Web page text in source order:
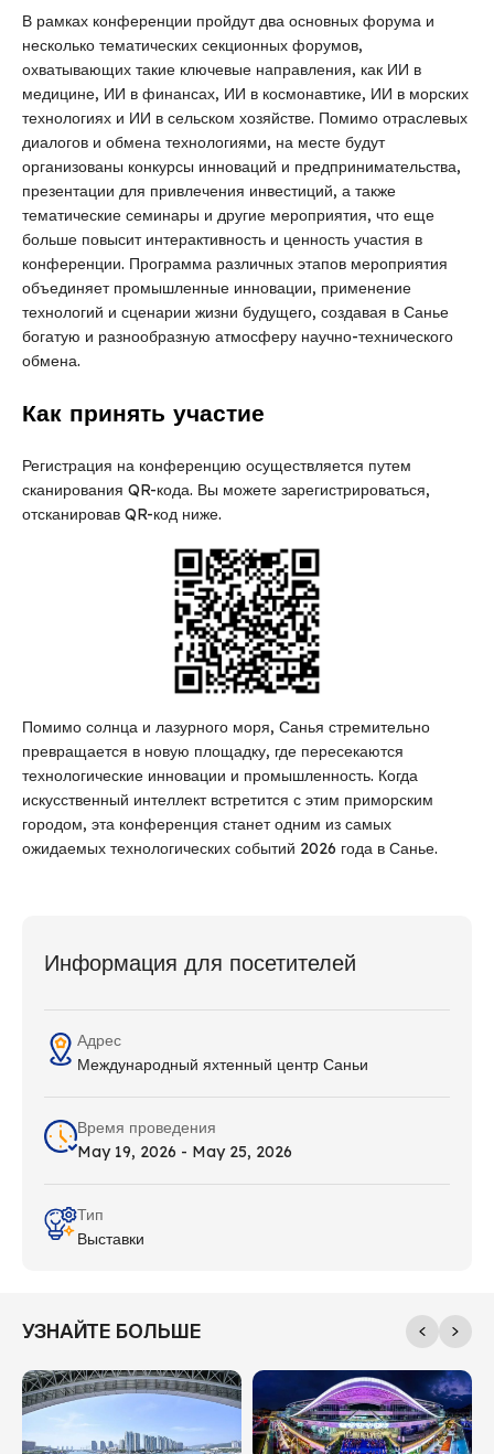
В рамках конференции пройдут два основных форума и
несколько тематических секционных форумов,
охватывающих такие ключевые направления, как ИИ в
медицине, ИИ в финансах, ИИ в космонавтике, ИИ в морских
технологиях и ИИ в сельском хозяйстве. Помимо отраслевых
диалогов и обмена технологиями, на месте будут
организованы конкурсы инноваций и предпринимательства,
презентации для привлечения инвестиций, а также
тематические семинары и другие мероприятия, что еще
больше повысит интерактивность и ценность участия в
конференции. Программа различных этапов мероприятия
объединяет промышленные инновации, применение
технологий и сценарии жизни будущего, создавая в Санье
богатую и разнообразную атмосферу научно-технического
обмена.
Как принять участие
Регистрация на конференцию осуществляется путем
сканирования QR-кода. Вы можете зарегистрироваться,
отсканировав QR-код ниже.
Помимо солнца и лазурного моря, Санья стремительно
превращается в новую площадку, где пересекаются
технологические инновации и промышленность. Когда
искусственный интеллект встретится с этим приморским
городом, эта конференция станет одним из самых
ожидаемых технологических событий 2026 года в Санье.
Информация для посетителей
Адрес
Международный яхтенный центр Саньи
Время проведения
May 19, 2026 - May 25, 2026
Тип
Выставки
УЗНАЙТЕ БОЛЬШЕ